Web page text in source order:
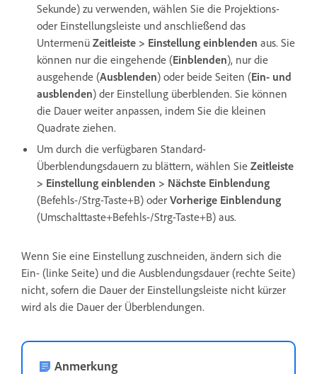
Sekunde) zu verwenden, wählen Sie die Projektions-
oder Einstellungsleiste und anschließend das
Untermenü Zeitleiste > Einstellung einblenden aus. Sie
können nur die eingehende (Einblenden), nur die
ausgehende (Ausblenden) oder beide Seiten (Ein- und
ausblenden) der Einstellung überblenden. Sie können
die Dauer weiter anpassen, indem Sie die kleinen
Quadrate ziehen.
Um durch die verfügbaren Standard-
Überblendungsdauern zu blättern, wählen Sie Zeitleiste
> Einstellung einblenden > Nächste Einblendung
(Befehls-/Strg-Taste+B) oder Vorherige Einblendung
(Umschalttaste+Befehls-/Strg-Taste+B) aus.
Wenn Sie eine Einstellung zuschneiden, ändern sich die
Ein- (linke Seite) und die Ausblendungsdauer (rechte Seite)
nicht, sofern die Dauer der Einstellungsleiste nicht kürzer
wird als die Dauer der Überblendungen.
Anmerkung